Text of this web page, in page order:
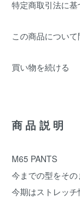
特定商取引法に
この商品につい
買い物を続ける
商品説明
M65 PANTS
今までの型をその
今期はストレッチ